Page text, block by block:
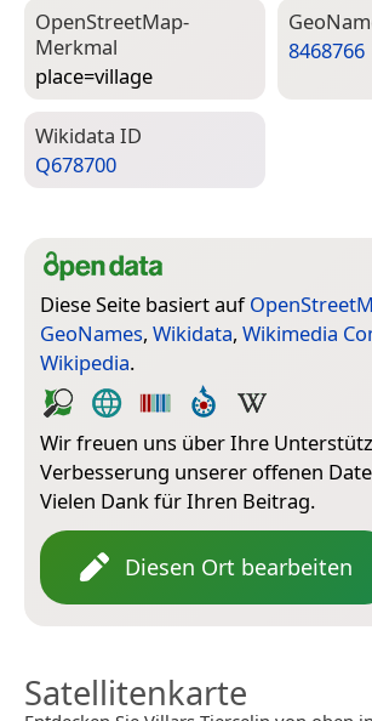
Open­Street­Map-
Merkmal
place=­village
8468766
Wiki­data ID
Q678700
Diese Seite basiert auf
GeoNames, Wikidata, Wikimedia
Wikipedia.
Wir freuen uns über Ihre
Verbesserung unserer offenen
Vielen Dank für Ihren Beitrag.
Diesen Ort bearbeiten
Satellitenkarte